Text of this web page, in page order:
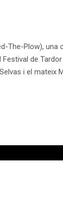
The-Plow),
de
i el